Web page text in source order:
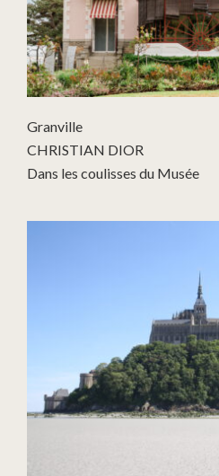
Granville
CHRISTIAN DIOR
Dans les coulisses du Musée